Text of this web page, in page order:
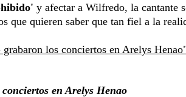
y afectar a Wilfredo, la cantante
que quieren saber que tan fiel a la
los conciertos en Arelys
en Arelys Henao